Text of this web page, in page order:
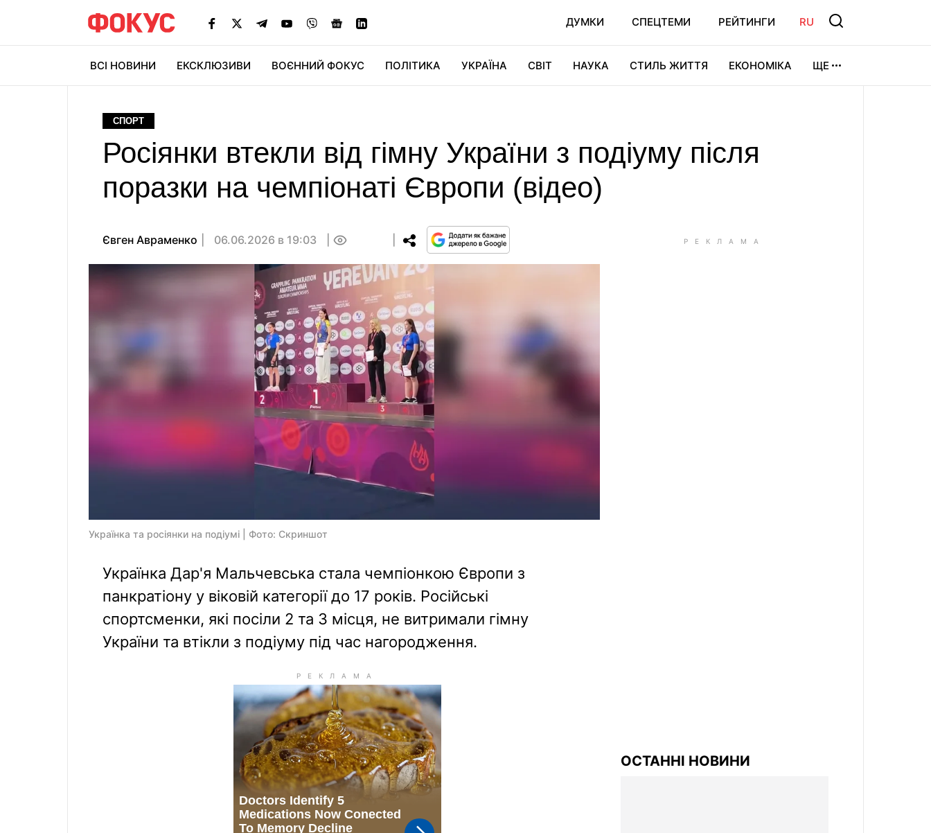
ДУМКИ СПЕЦТЕМИ РЕЙТИНГИ RU
ВСІ НОВИНИ ЕКСКЛЮЗИВИ ВОЄННИЙ ФОКУС ПОЛІТИКА УКРАЇНА СВІТ НАУКА СТИЛЬ ЖИТТЯ ЕКОНОМІКА ЩЕ
СПОРТ
Росіянки втекли від гімну України з подіуму після
поразки на чемпіонаті Європи (відео)
Євген Авраменко 06.06.2026 в 19:03
Українка та росіянки на подіумі | Фото: Скриншот
Українка Дар'я Мальчевська стала чемпіонкою Європи з
панкратіону у віковій категорії до 17 років. Російські
спортсменки, які посіли 2 та 3 місця, не витримали гімну
України та втікли з подіуму під час нагородження.
ОСТАННІ НОВИНИ